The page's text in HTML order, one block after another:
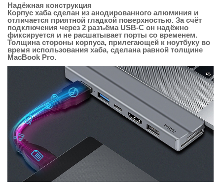
Надёжная конструкция
Корпус хаба сделан из анодированного алюминия и
отличается приятной гладкой поверхностью. За счёт
подключения через 2 разъёма USB-C он надёжно
фиксируется и не расшатывает порты со временем.
Толщина стороны корпуса, прилегающей к ноутбуку во
время использования хаба, сделана равной толщине
MacBook Pro.